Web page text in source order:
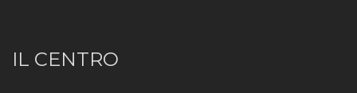
Informazioni
sulIL CENTRO